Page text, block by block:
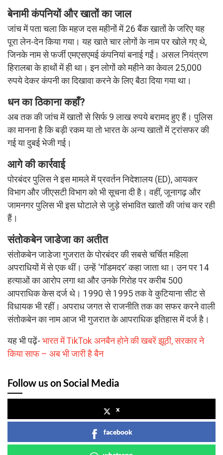
बेनामी कंपनियों और खातों का जाल
जांच में पता चला कि महज दस महीनों में 26 बैंक खातों के जरिए यह
पूरा लेन-देन किया गया। यह खाते चार लोगों के नाम पर खोले गए थे,
जिनके नाम से फर्जी एमएसएमई कंपनियां बनाई गईं। असल नियंत्रण
हिरालबा के हाथों में ही था। इन लोगों को महीने का केवल 25,000
रुपये देकर कंपनी का दिखावा करने के लिए बैठा दिया गया था।
धन का ठिकाना कहाँ?
अब तक की जांच में खातों से सिर्फ 9 लाख रुपये बरामद हुए हैं। पुलिस
का मानना है कि बड़ी रकम या तो भारत के अन्य खातों में ट्रांसफर की
गई या दुबई भेजी गई।
आगे की कार्रवाई
पोरबंदर पुलिस ने इस मामले में प्रवर्तन निदेशालय (ED), आयकर
विभाग और जीएसटी विभाग को भी सूचना दी है। वहीं, जूनागढ़ और
जामनगर पुलिस भी इस घोटाले से जुड़े संभावित खातों की जांच कर रही
हैं।
संतोकबेन जाडेजा का अतीत
संतोकबेन जाडेजा गुजरात के पोरबंदर की सबसे चर्चित महिला
अपराधियों में से एक थीं। उन्हें ‘गॉडमदर’ कहा जाता था। उन पर 14
हत्याओं का आरोप लगा था और उनके गिरोह पर करीब 500
आपराधिक केस दर्ज थे। 1990 से 1995 तक वे कुटियाना सीट से
विधायक भी रहीं। अपराध जगत से राजनीति तक का सफर करने वाली
संतोकबेन का नाम आज भी गुजरात के आपराधिक इतिहास में दर्ज है।
यह भी पढ़ें- भारत में TikTok अनबैन होने की खबरें झूठी, सरकार ने
किया साफ – अब भी जारी है बैन
Follow us on Social Media
x
facebook